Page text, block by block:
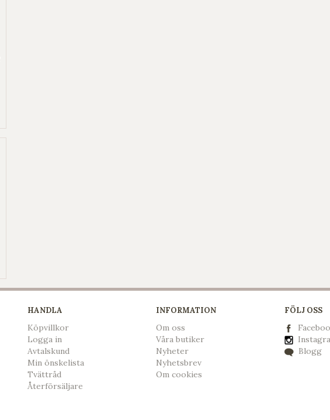
HANDLA
Köpvillkor
Logga in
Avtalskund
Min önskelista
Tvättråd
Återförsäljare
INFORMATION
Om oss
Våra butiker
Nyheter
Nyhetsbrev
Om cookies
FÖLJ OSS
Blogg